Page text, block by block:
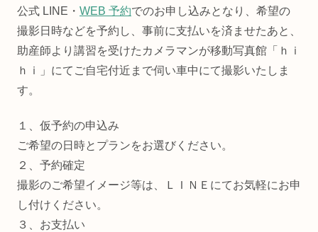
公式 LINE・ WEB 予約でのお申し込みとなり、希望の
撮影日時などを予約し、事前に支払いを済ませたあと、
助産師より講習を受けたカメラマンが移動写真館「ｈｉ
ｈｉ」にてご自宅付近まで伺い車中にて撮影いたしま
す。
１、仮予約の申込み
ご希望の日時とプランをお選びください。
２、予約確定
撮影のご希望イメージ等は、ＬＩＮＥにてお気軽にお申
し付けください。
３、お支払い